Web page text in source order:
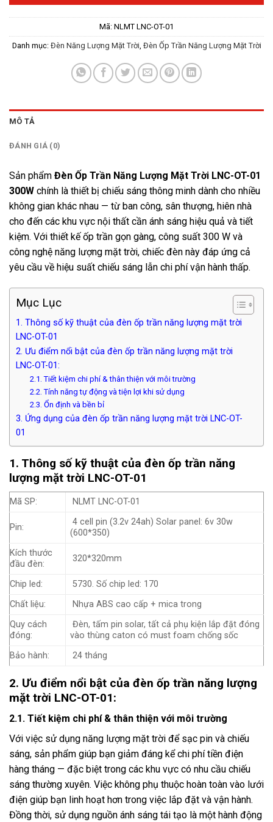
Mã: NLMT LNC-OT-01
Danh mục: Đèn Năng Lượng Mặt Trời, Đèn Ốp Trần Năng Lượng Mặt Trời
MÔ TẢ
ĐÁNH GIÁ (0)
Sản phẩm Đèn Ốp Trần Năng Lượng Mặt Trời LNC-OT-01
300W chính là thiết bị chiếu sáng thông minh dành cho nhiều
không gian khác nhau — từ ban công, sân thượng, hiên nhà
cho đến các khu vực nội thất cần ánh sáng hiệu quả và tiết
kiệm. Với thiết kế ốp trần gọn gàng, công suất 300 W và
công nghệ năng lượng mặt trời, chiếc đèn này đáp ứng cả
yêu cầu về hiệu suất chiếu sáng lẫn chi phí vận hành thấp.
Mục Lục
1. Thông số kỹ thuật của đèn ốp trần năng lượng mặt trời
LNC-OT-01
2. Ưu điểm nổi bật của đèn ốp trần năng lượng mặt trời
LNC-OT-01:
2.1. Tiết kiệm chi phí & thân thiện với môi trường
2.2. Tính năng tự động và tiện lợi khi sử dụng
2.3. Ổn định và bền bỉ
3. Ứng dụng của đèn ốp trần năng lượng mặt trời LNC-OT-
01
1. Thông số kỹ thuật của đèn ốp trần năng
lượng mặt trời LNC-OT-01
Mã SP: NLMT LNC-OT-01
Pin:
4 cell pin (3.2v 24ah) Solar panel: 6v 30w
(600*350)
Kích thước
đầu đèn:
320*320mm
Chip led:
5730. Số chip led: 170
Chất liệu:
Nhựa ABS cao cấp + mica trong
Quy cách
đóng:
Đèn, tấm pin solar, tất cả phụ kiện lắp đặt đóng
vào thùng caton có must foam chống sốc
Bảo hành:
24 tháng
2. Ưu điểm nổi bật của đèn ốp trần năng lượng
mặt trời LNC-OT-01:
2.1. Tiết kiệm chi phí & thân thiện với môi trường
Với việc sử dụng năng lượng mặt trời để sạc pin và chiếu
sáng, sản phẩm giúp bạn giảm đáng kể chi phí tiền điện
hàng tháng — đặc biệt trong các khu vực có nhu cầu chiếu
sáng thường xuyên. Việc không phụ thuộc hoàn toàn vào lưới
điện giúp bạn linh hoạt hơn trong việc lắp đặt và vận hành.
Đồng thời, sử dụng nguồn ánh sáng tái tạo là một hành động